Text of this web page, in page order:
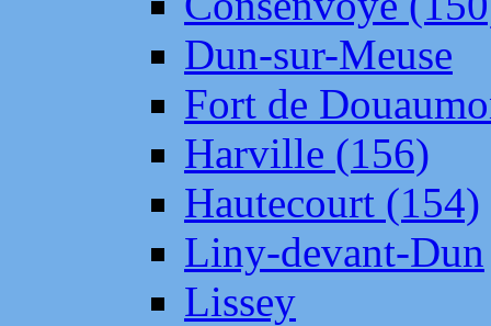
Dun-sur-Meuse
Fort de
Harville (156)
Hautecourt (154)
Liny-devant-Dun
Lissey